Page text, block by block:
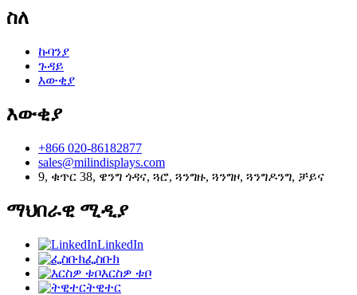
ስለ
ኩባንያ
ጉዳይ
እውቂያ
እውቂያ
+866 020-86182877
sales@milindisplays.com
9, ቁጥር 38, ዌንግ ጎዳና, ጓሮ, ጓንግዙ, ጓንግዞ, ጓንግዶንግ, ቻይና
ማህበራዊ ሚዲያ
LinkedIn
ፌስቡክ
እርስዎ ቱቦ
ትዊተር